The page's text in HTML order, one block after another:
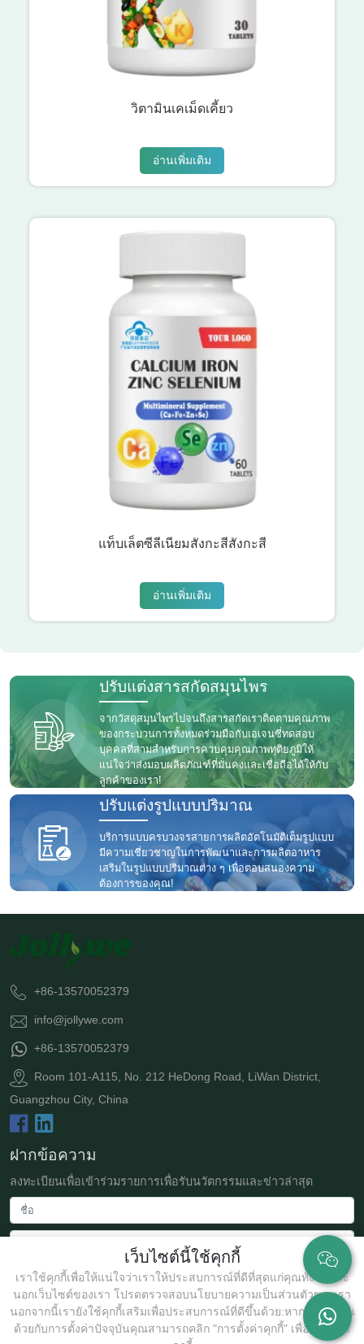
วิตามินเคเม็ดเคี้ยว
อ่านเพิ่มเติม
แท็บเล็ตซีลีเนียมสังกะสีสังกะสี
อ่านเพิ่มเติม
ปรับแต่งสารสกัดสมุนไพร
จากวัสดุสมุนไพรไปจนถึงสารสกัดเราติดตามคุณภาพ
ของกระบวนการทั้งหมดร่วมมือกับเอเจนซี่ทดสอบ
บุคคลที่สามสำหรับการควบคุมคุณภาพทุติยภูมิให้
แน่ใจว่าส่งมอบผลิตภัณฑ์ที่มั่นคงและเชื่อถือได้ให้กับ
ลูกค้าของเรา!
ปรับแต่งรูปแบบปริมาณ
บริการแบบครบวงจรสายการผลิตอัตโนมัติเต็มรูปแบบ
มีความเชี่ยวชาญในการพัฒนาและการผลิตอาหาร
เสริมในรูปแบบปริมาณต่าง ๆ เพื่อตอบสนองความ
ต้องการของคุณ!
เว็บไซต์นี้ใช้คุกกี้
เราใช้คุกกี้เพื่อให้แน่ใจว่าเราให้ประสบการณ์ที่ดีที่สุดแก่คุณทั้งในและ
นอกเว็บไซต์ของเรา โปรดตรวจสอบนโยบายความเป็นส่วนตัวของเรา
นอกจากนี้เรายังใช้คุกกี้เสริมเพื่อประสบการณ์ที่ดีขึ้นด้วย:หากคุณไม่เห็น
ด้วยกับการตั้งค่าปัจจุบันคุณสามารถคลิก "การตั้งค่าคุกกี้" เพื่อปรับแต่ง
+86-13570052379
info@jollywe.com
+86-13570052379
Room 101-A115, No. 212 HeDong Road, LiWan District,
Guangzhou City, China
ฝากข้อความ
ลงทะเบียนเพื่อเข้าร่วมรายการเพื่อรับนวัตกรรมและข่าวล่าสุด